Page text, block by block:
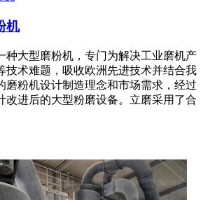
机
种大型磨粉机，专门为解决工业磨机产
技术难题，吸收欧洲先进技术并结合我
磨粉机设计制造理念和市场需求，经过
改进后的大型粉磨设备。立磨采用了合